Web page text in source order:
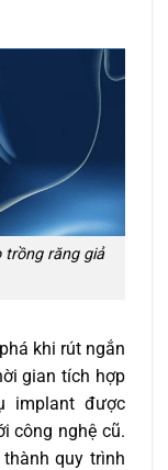
trồng răng giả
khi rút ngắn
gian tích hợp
implant được
công nghệ cũ.
quy trình